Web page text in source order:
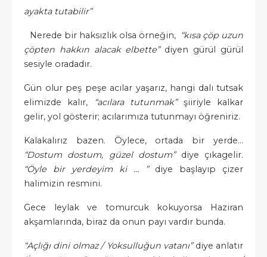
ayakta tutabilir”
Nerede bir haksızlık olsa örneğin, “kısa çöp uzun
çöpten hakkın alacak elbette” diyen gürül gürül
sesiyle oradadır.
Gün olur peş peşe acılar yaşarız, hangi dalı tutsak
elimizde kalır,
“acılara tutunmak”şiiriyle kalkar
gelir, yol gösterir; acılarımıza tutunmayı öğreniriz.
Kalakalırız bazen. Öylece, ortada bir yerde…
“Dostum dostum, güzel dostum”diye çıkagelir.
“Öyle bir yerdeyim ki … ”diye başlayıp çizer
halimizin resmini.
Gece leylak ve tomurcuk kokuyorsa Haziran
akşamlarında, biraz da onun payı vardır bunda.
“Açlığı dini olmaz / Yoksulluğun vatanı”diye anlatır